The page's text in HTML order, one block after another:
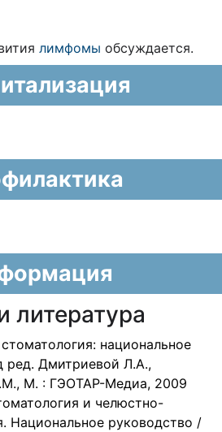
лимфомы обсуждается.
литература
национальное
ред. Дмитриевой Л.А.,
М. : ГЭОТАР-Медиа, 2009
и челюстно-
Национальное руководство /